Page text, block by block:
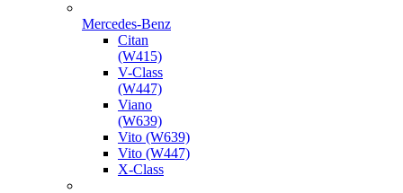
Mercedes-Benz
Citan
(W415)
V-Class
(W447)
Viano
(W639)
Vito (W639)
Vito (W447)
X-Class